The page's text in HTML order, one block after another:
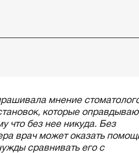
мнение
которые
что без нее никуда. Без
врач может оказать
сравнивать его с